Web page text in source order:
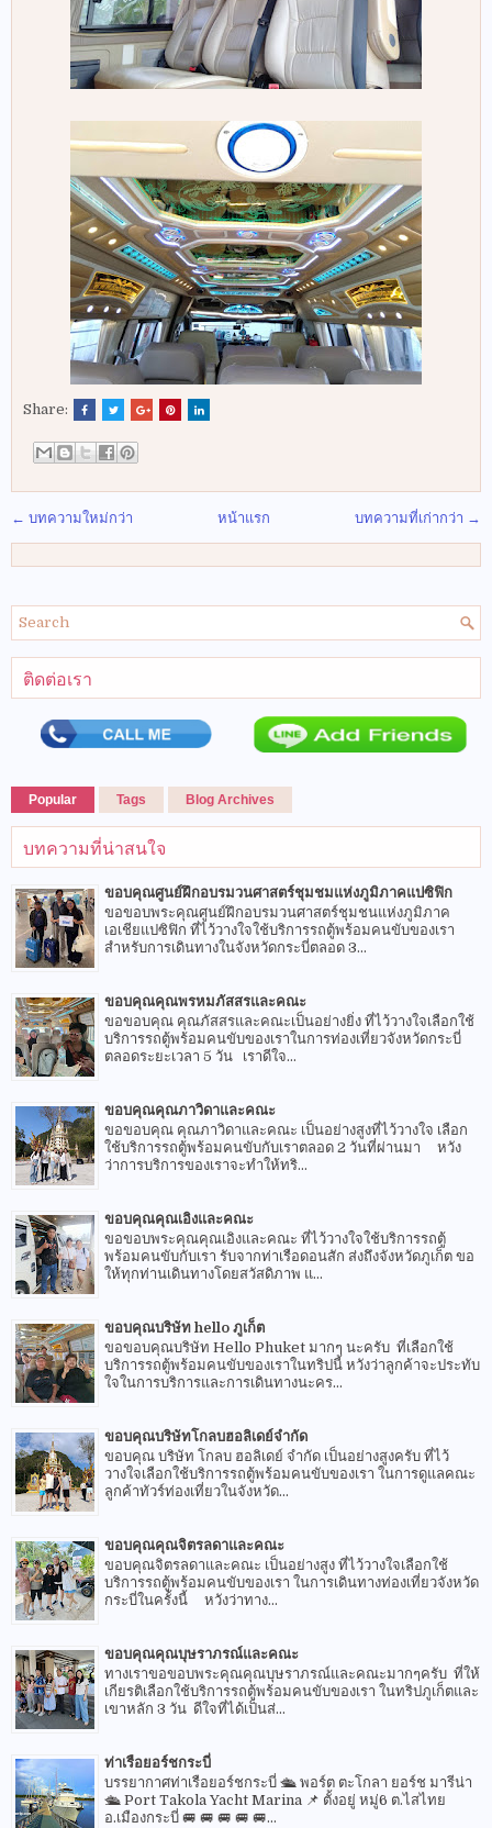
Share:
← บทความใหม่กว่า บทความที่เก่ากว่า →
หน้าแรก
ติดต่อเรา
Popular Tags Blog Archives
บทความที่น่าสนใจ
ขอบคุณศูนย์ฝึกอบรมวนศาสตร์ชุมชมแห่งภูมิภาคแปซิฟิก
ขอขอบพระคุณศูนย์ฝึกอบรมวนศาสตร์ชุมชนแห่งภูมิภาค
เอเชียแปซิฟิก ที่ไว้วางใจใช้บริการรถตู้พร้อมคนขับของเรา
สำหรับการเดินทางในจังหวัดกระบี่ตลอด 3...
ขอบคุณคุณพรหมภัสสรและคณะ
ขอขอบคุณ คุณภัสสรและคณะเป็นอย่างยิ่ง ที่ไว้วางใจเลือกใช้
บริการรถตู้พร้อมคนขับของเราในการท่องเที่ยวจังหวัดกระบี่
ตลอดระยะเวลา 5 วัน เราดีใจ...
ขอบคุณคุณภาวิดาและคณะ
ขอขอบคุณ คุณภาวิดาและคณะ เป็นอย่างสูงที่ไว้วางใจ เลือก
ใช้บริการรถตู้พร้อมคนขับกับเราตลอด 2 วันที่ผ่านมา หวัง
ว่าการบริการของเราจะทำให้ทริ...
ขอบคุณคุณเอิงและคณะ
ขอขอบพระคุณคุณเอิงและคณะ ที่ไว้วางใจใช้บริการรถตู้
พร้อมคนขับกับเรา รับจากท่าเรือดอนสัก ส่งถึงจังหวัดภูเก็ต ขอ
ให้ทุกท่านเดินทางโดยสวัสดิภาพ แ...
ขอบคุณบริษัท hello ภูเก็ต
ขอขอบคุณบริษัท Hello Phuket มากๆ นะครับ ที่เลือกใช้
บริการรถตู้พร้อมคนขับของเราในทริปนี้ หวังว่าลูกค้าจะประทับ
ใจในการบริการและการเดินทางนะคร...
ขอบคุณบริษัทโกลบฮอลิเดย์จำกัด
ขอบคุณ บริษัท โกลบ ฮอลิเดย์ จำกัด เป็นอย่างสูงครับ ที่ไว้
วางใจเลือกใช้บริการรถตู้พร้อมคนขับของเรา ในการดูแลคณะ
ลูกค้าทัวร์ท่องเที่ยวในจังหวัด...
ขอบคุณคุณจิตรลดาและคณะ
ขอบคุณจิตรลดาและคณะ เป็นอย่างสูง ที่ไว้วางใจเลือกใช้
บริการรถตู้พร้อมคนขับของเรา ในการเดินทางท่องเที่ยวจังหวัด
กระบี่ในครั้งนี้ หวังว่าทาง...
ขอบคุณคุณบุษราภรณ์และคณะ
ทางเราขอขอบพระคุณคุณบุษราภรณ์และคณะมากๆครับ ที่ให้
เกียรติเลือกใช้บริการรถตู้พร้อมคนขับของเรา ในทริปภูเก็ตและ
เขาหลัก 3 วัน ดีใจที่ได้เป็นส่...
ท่าเรือยอร์ชกระบี่
บรรยากาศท่าเรือยอร์ชกระบี่ 🛳 พอร์ต ตะโกลา ยอร์ช มารีน่า
🛳 Port Takola Yacht Marina 📌 ตั้งอยู่ หมู่6 ต.ไสไทย
อ.เมืองกระบี่ 🚐 🚐 🚐 🚐 🚐...